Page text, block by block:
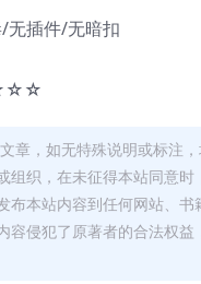
无插件/无暗扣
章，如无特殊说明或标注
组织，在未征得本站同意时
布本站内容到任何网站、书
容侵犯了原著者的合法权益